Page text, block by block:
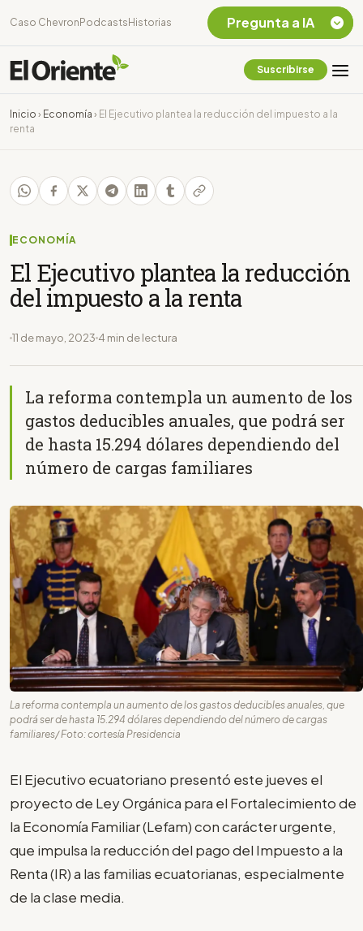
Caso Chevron Podcasts Historias
Suscribirse
Inicio › Economía › El Ejecutivo plantea la reducción del impuesto a la
renta
ECONOMÍA
El Ejecutivo plantea la reducción
del impuesto a la renta
11 de mayo, 2023 4 min de lectura
La reforma contempla un aumento de los
gastos deducibles anuales, que podrá ser
de hasta 15.294 dólares dependiendo del
número de cargas familiares
La reforma contempla un aumento de los gastos deducibles anuales, que
podrá ser de hasta 15.294 dólares dependiendo del número de cargas
familiares/ Foto: cortesía Presidencia
El Ejecutivo ecuatoriano presentó este jueves el
proyecto de Ley Orgánica para el Fortalecimiento de
la Economía Familiar (Lefam) con carácter urgente,
que impulsa la reducción del pago del Impuesto a la
Renta (IR) a las familias ecuatorianas, especialmente
de la clase media.
Pregunta a IA
Chevron Ecuador